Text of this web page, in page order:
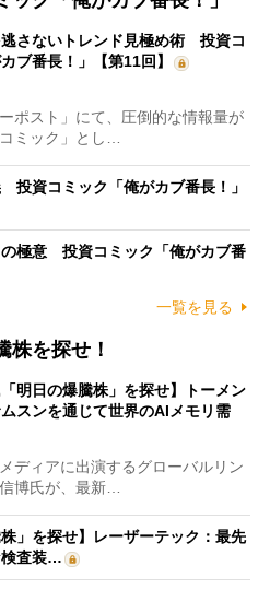
逃さないトレンド見極め術 投資コ
ブ番長！」【第11回】
ポスト」にて、圧倒的な情報量が
ミック」とし…
投資コミック「俺がカブ番長！」
極意 投資コミック「俺がカブ番
一覧を見る
株を探せ！
「明日の爆騰株」を探せ】トーメン
スンを通じて世界のAIメモリ需
ディアに出演するグローバルリン
博氏が、最新…
」を探せ】レーザーテック：最先
検査装…